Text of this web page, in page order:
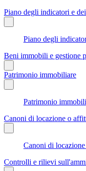
Piano degli indicatori e
Piano degli
Beni immobili e gestione
Patrimonio immobiliare
Patrimonio
Canoni di locazione o
Canoni di
Controlli e rilievi